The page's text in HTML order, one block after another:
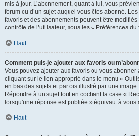
mis à jour. L’abonnement, quant à lui, vous
forum ou d’un sujet auquel vous êtes abonné.
favoris et des abonnements peuvent être
contrôle de l’utilisateur, sous les « Préférences du
Haut
Comment puis-je ajouter aux favoris ou
Vous pouvez ajouter aux favoris ou vous abonner
cliquant sur le lien approprié dans le menu «
en bas des sujets et parfois illustré par une image.
Répondre à un sujet tout en cochant la case «
lorsqu’une réponse est publiée » équivaut à vous
Haut